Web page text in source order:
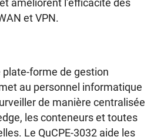
améliorent l’efficacité des
et VPN.
forme de gestion
au personnel informatique
de manière centralisée
les conteneurs et toutes
Le QuCPE-3032 aide les